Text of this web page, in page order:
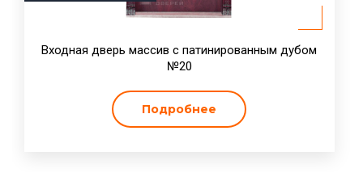
Входная дверь массив с патинированным дубом
№20
Подробнее